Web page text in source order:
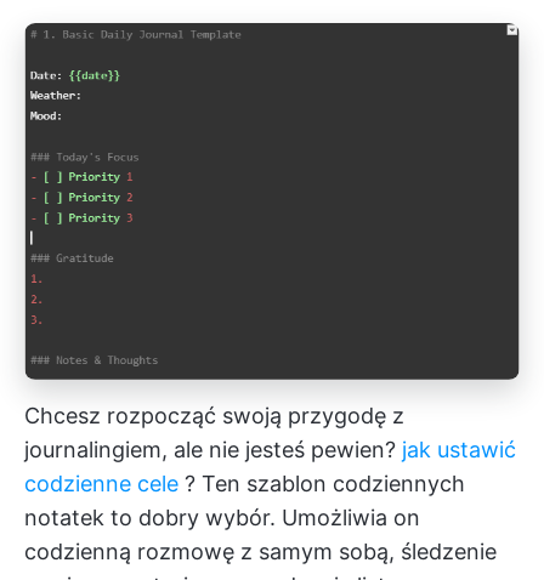
Chcesz rozpocząć swoją przygodę z
journalingiem, ale nie jesteś pewien? jak ustawić
codzienne cele ? Ten szablon codziennych
notatek to dobry wybór. Umożliwia on
codzienną rozmowę z samym sobą, śledzenie